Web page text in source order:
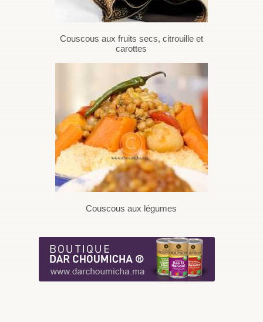
Couscous aux fruits secs, citrouille et
carottes
Couscous aux légumes